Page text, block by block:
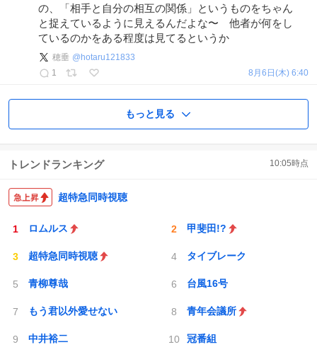
の、「相手と自分の相互の関係」というものをちゃん
と捉えているように見えるんだよな〜 他者が何をし
ているのかをある程度は見てるというか
穂垂 @ hotaru121833
1
8月6日(木) 6:40
もっと見る
トレンドランキング 10:05時点
超特急同時視聴
ロムルス 甲斐田!?
超特急同時視聴 タイブレーク
青柳尊哉 台風16号
もう君以外愛せない 青年会議所
中井裕二 冠番組